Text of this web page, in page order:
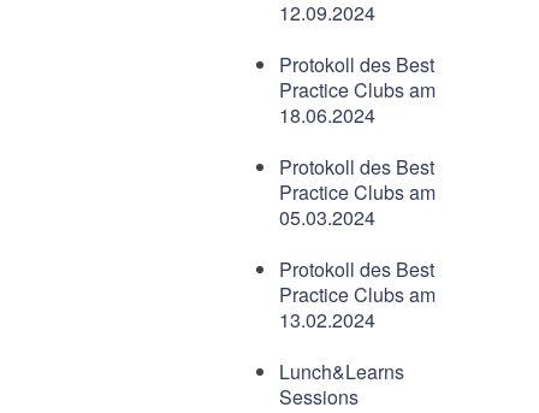
12.09.2024
Protokoll des Best
Practice Clubs am
18.06.2024
Protokoll des Best
Practice Clubs am
05.03.2024
Protokoll des Best
Practice Clubs am
13.02.2024
Lunch&Learns
Sessions